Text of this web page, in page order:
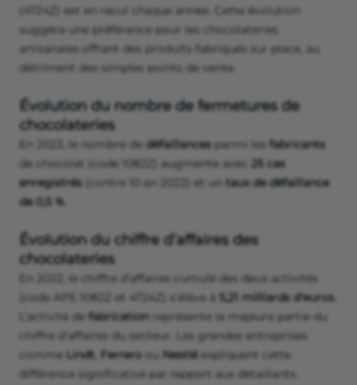
(4724Z) est en recul chaque année. Cette évolution
suggère une préférence pour les chocolateries
artisanales offrant des produits fabriqués sur place, au
détriment des simples points de vente.
Évolution du nombre de fermetures de
chocolateries
En 2023, le nombre de défaillances parmi les fabricants
de chocolat (code 1082Z) augmente avec
25 cas
enregistrés (contre 10 en 2022) et un taux de défaillance
de 0,5 %
Évolution du chiffre d’affaires des
chocolateries
En 2022, le chiffre d’affaires cumulé des deux activités
(code APE 1082Z et 4724Z) s'élève à 5,21 milliards d'euros.
L’activité de fabrication représente la majeure partie du
chiffre d’affaires du secteur. Les grandes entreprises
comme Lindt Ferrero ou Nestléexpliquent cette
différence significative par rapport aux détaillants.